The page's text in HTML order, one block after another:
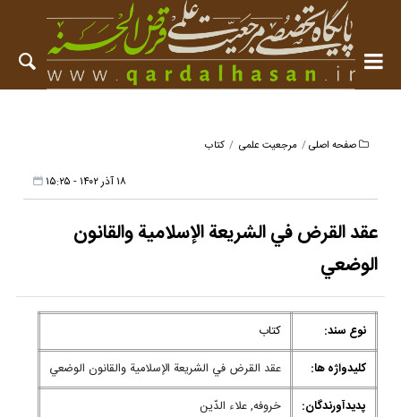
صفحه اصلی مرجعیت علمی کتاب
۱۸ آذر ۱۴۰۲ - ۱۵:۲۵
عقد القرض في الشريعة الإسلامية والقانون
الوضعي
نوع سند:
کتاب
کلیدواژه ها:
عقد القرض في الشريعة الإسلامية والقانون الوضعي
پدیدآورندگان:
خروفه, علاء الدّين